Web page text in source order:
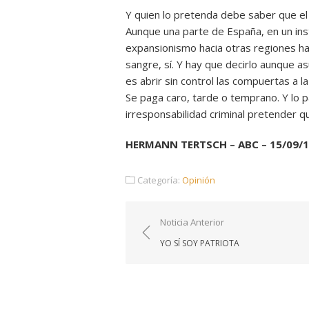
Y quien lo pretenda debe saber que
Aunque una parte de España, en un
expansionismo hacia otras regiones
sangre, sí. Y hay que decirlo aunque
es abrir sin control las compuertas a
Se paga caro, tarde o temprano. Y lo
irresponsabilidad criminal pretender
HERMANN TERTSCH – ABC – 15/09/
Categoría: Opinión
Navegación
de
Noticia Anterior
YO SÍ SOY PATRIOTA